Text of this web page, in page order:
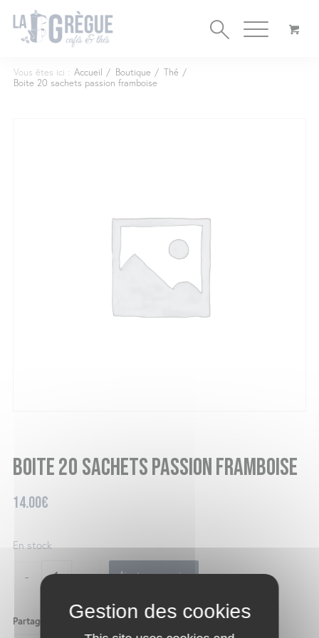
Vous êtes ici : Accueil / Boutique / Thé /
Boite 20 sachets passion framboise
Boite 20 sachets passion framboise
14.00€
En stock
- + Ajouter au panier
Partager ce produit